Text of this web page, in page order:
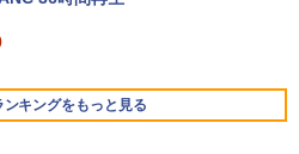
品10%OFF+P5倍】HP 250 G7 第
Core i5 Windows11 Pro メモリ 8
SSD 256GB 512GB 15型 テン
有 【中古】【20260325】
Freesync スピーカー内蔵 kk
キングをもっと見る